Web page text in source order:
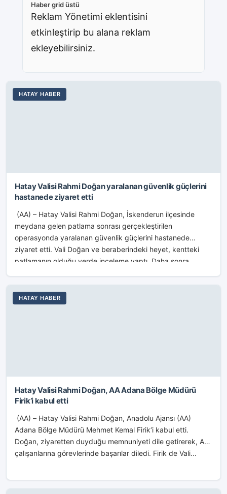
Haber grid üstü
Reklam Yönetimi eklentisini
etkinleştirip bu alana reklam
ekleyebilirsiniz.
HATAY HABER
Hatay Valisi Rahmi Doğan yaralanan güvenlik güçlerini
hastanede ziyaret etti
(AA) – Hatay Valisi Rahmi Doğan, İskenderun ilçesinde
meydana gelen patlama sonrası gerçekleştirilen
operasyonda yaralanan güvenlik güçlerini hastanede
ziyaret etti. Vali Doğan ve beraberindeki heyet, kentteki
patlamanın olduğu yerde inceleme yaptı. Daha sonra
HATAY HABER
Hatay Valisi Rahmi Doğan, AA Adana Bölge Müdürü
Firik’i kabul etti
(AA) – Hatay Valisi Rahmi Doğan, Anadolu Ajansı (AA)
Adana Bölge Müdürü Mehmet Kemal Firik‘i kabul etti.
Doğan, ziyaretten duyduğu memnuniyeti dile getirerek, AA
çalışanlarına görevlerinde başarılar diledi. Firik de Vali...